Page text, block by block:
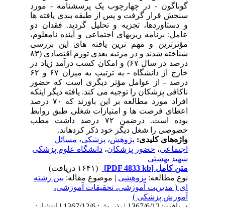
گوناگون - در چهارچوب یک پرسش­نامه - مورد
سنجش قرار گرفت و پس از طبقه­ بندی یافته­ ها
و دستاوردها، تجزیه و تحلیل گردید. فقدان دو
عامل: برنامه­ ریزی­­های اجتماعی و آینده نامعلوم،
مؤثرترین و مهم­ ترین یافته ­های این بررسی
شناخته شدند و در مرتبه بعدی تورم اقتصادی (۸۳
درصد در سال ۶۷) و امکان کسب درآمد زیاد در
خارج از دانشگاه - به ترتیب به میزان ۶۷ و ۶۲
درصد - از عوامل مؤثر دیگری است که حضور
ناکافی پزشکان را توجیه می­ کند. یافته دیگر اینکه
افراد مورد مطالعه بر این باورند که ۷۰ درصد
اعطای فرصت­ ها و امتیازات شغلی طبق روابط
بوده است. درضمن ۷۲ درصد داشت مطب
خصوصی را شغل دیگر خود ذکر کرده­اند.
واژه‌های کلیدی:پژوهش،پزشکی،مسائل
اجتماعی،حضور پزشکان،دانشگاه علوم پزشکی
شهید بهشتی
متن کامل[PDF 4833 kb]
نوع مطالعه:پژوهشی| موضوع مقاله:بین رشته
ای ( مدیریت آموزشی، تحقیقات آموزشی،
آموزش پزشکی )